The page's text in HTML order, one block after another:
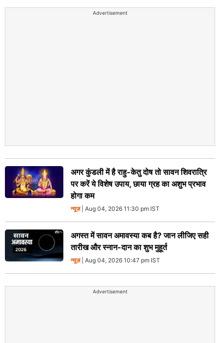
Advertisement
अगर कुंडली में है राहु-केतु दोष तो सावन शिवरात्रि
पर करें ये विशेष उपाय, छाया ग्रह का अशुभ प्रभाव
होगा कम
न्यूज़| Aug 04, 2026 11:30 pm IST
अगस्त में सावन अमावस्या कब है? जान लीजिए सही
तारीख और स्नान-दान का शुभ मुहूर्त
न्यूज़| Aug 04, 2026 10:47 pm IST
Advertisement